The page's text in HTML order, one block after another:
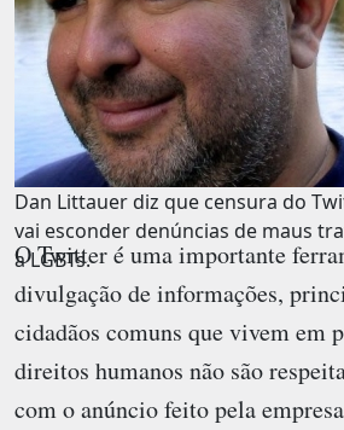
Dan Littauer diz que censura do
vai esconder denúncias de maus
a LGBTs.
OTwitteré uma importante
divulgação de informações,
cidadãos comuns que vivem em
direitos humanos não são
com o anúncio feito pela